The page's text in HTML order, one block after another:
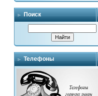
Поиск
Телефоны